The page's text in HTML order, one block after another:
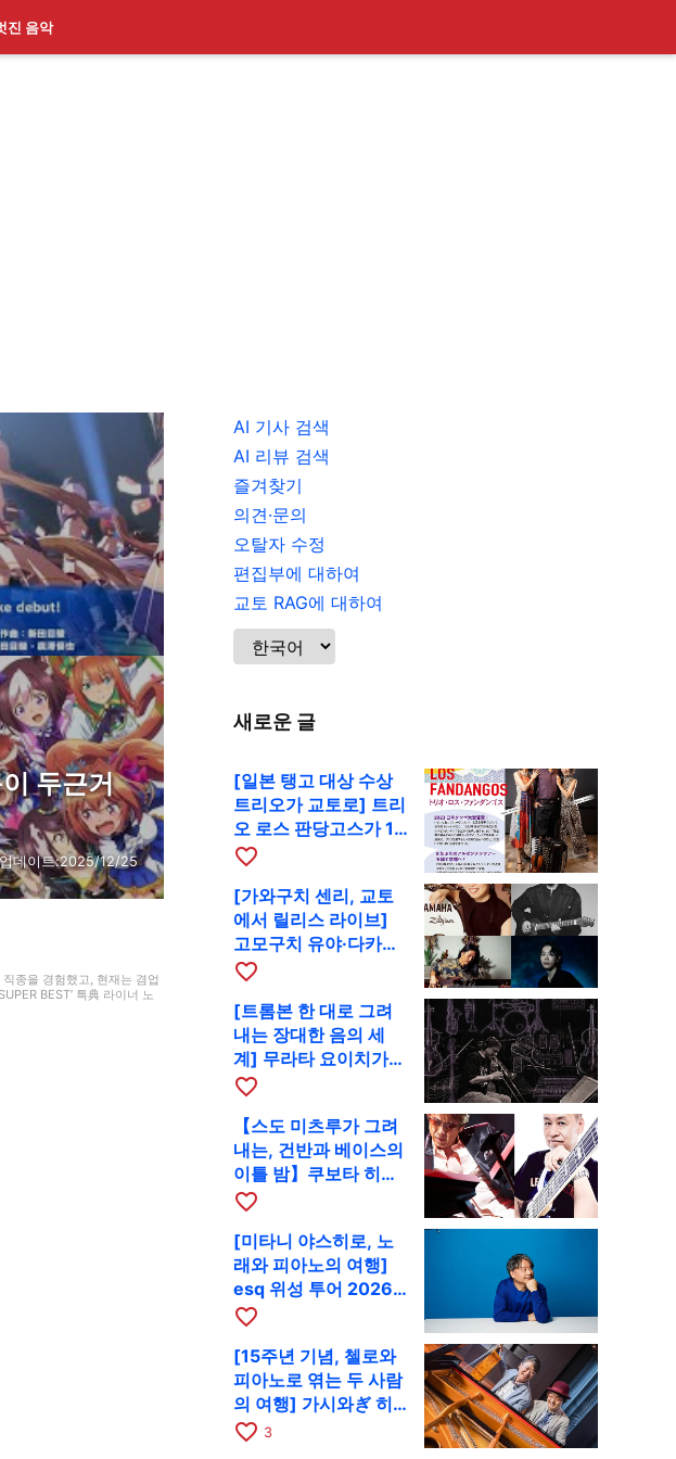
진 음악
두근거
데이트:2025/12/25
종을 경험했고, 현재는 겸업
BEST’ 특典 라이너 노
AI 기사 검색
AI 리뷰 검색
즐겨찾기
의견·문의
오탈자 수정
편집부에 대하여
교토 RAG에 대하여
새로운 글
[일본 탱고 대상 수상
트리오가 교토로] 트리
오 로스 판당고스가 10
월 9일 RAG에서 공연
favorite_border
[가와구치 센리, 교토
에서 릴리스 라이브]
고모구치 유야·다카하
시 요시키·도모다 준과
favorite_border
[트롬본 한 대로 그려
내는 장대한 음의 세
계] 무라타 요이치가
CD 발매 기념 투어로
favorite_border
【스도 미츠루가 그려
내는, 건반과 베이스의
이틀 밤】쿠보타 히로
시, 후지이 소라, 하나
서 공동 출연
favorite_border
[미타니 야스히로, 노
래와 피아노의 여행]
esq 위성 투어 2026
교토 공연을 10월에 개
favorite_border
[15주년 기념, 첼로와
피아노로 엮는 두 사람
의 여행] 가시와ぎ 히
로키 & 미쓰다 겐이치
favorite_border 3